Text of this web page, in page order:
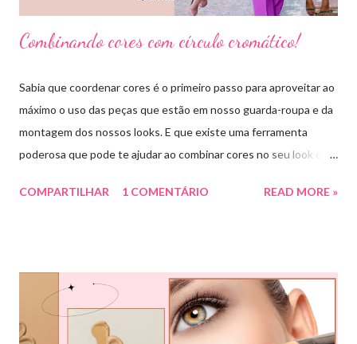
Combinando cores com círculo cromático!
Sabia que coordenar cores é o primeiro passo para aproveitar ao
máximo o uso das peças que estão em nosso guarda-roupa e da
montagem dos nossos looks. E que existe uma ferramenta
poderosa que pode te ajudar ao combinar cores no seu look que
divido em 12 pedaços, onde cada um pedaço apresenta uma cor,
para nossos looks criando produções incríveis. Essa ferramenta
é super usada por profissionais da moda, porém qualquer pessoa
pode usar e garanto pra vocês que ajuda muitooo! Bora conferir
COMPARTILHAR 1 COMENTÁRIO READ MORE »